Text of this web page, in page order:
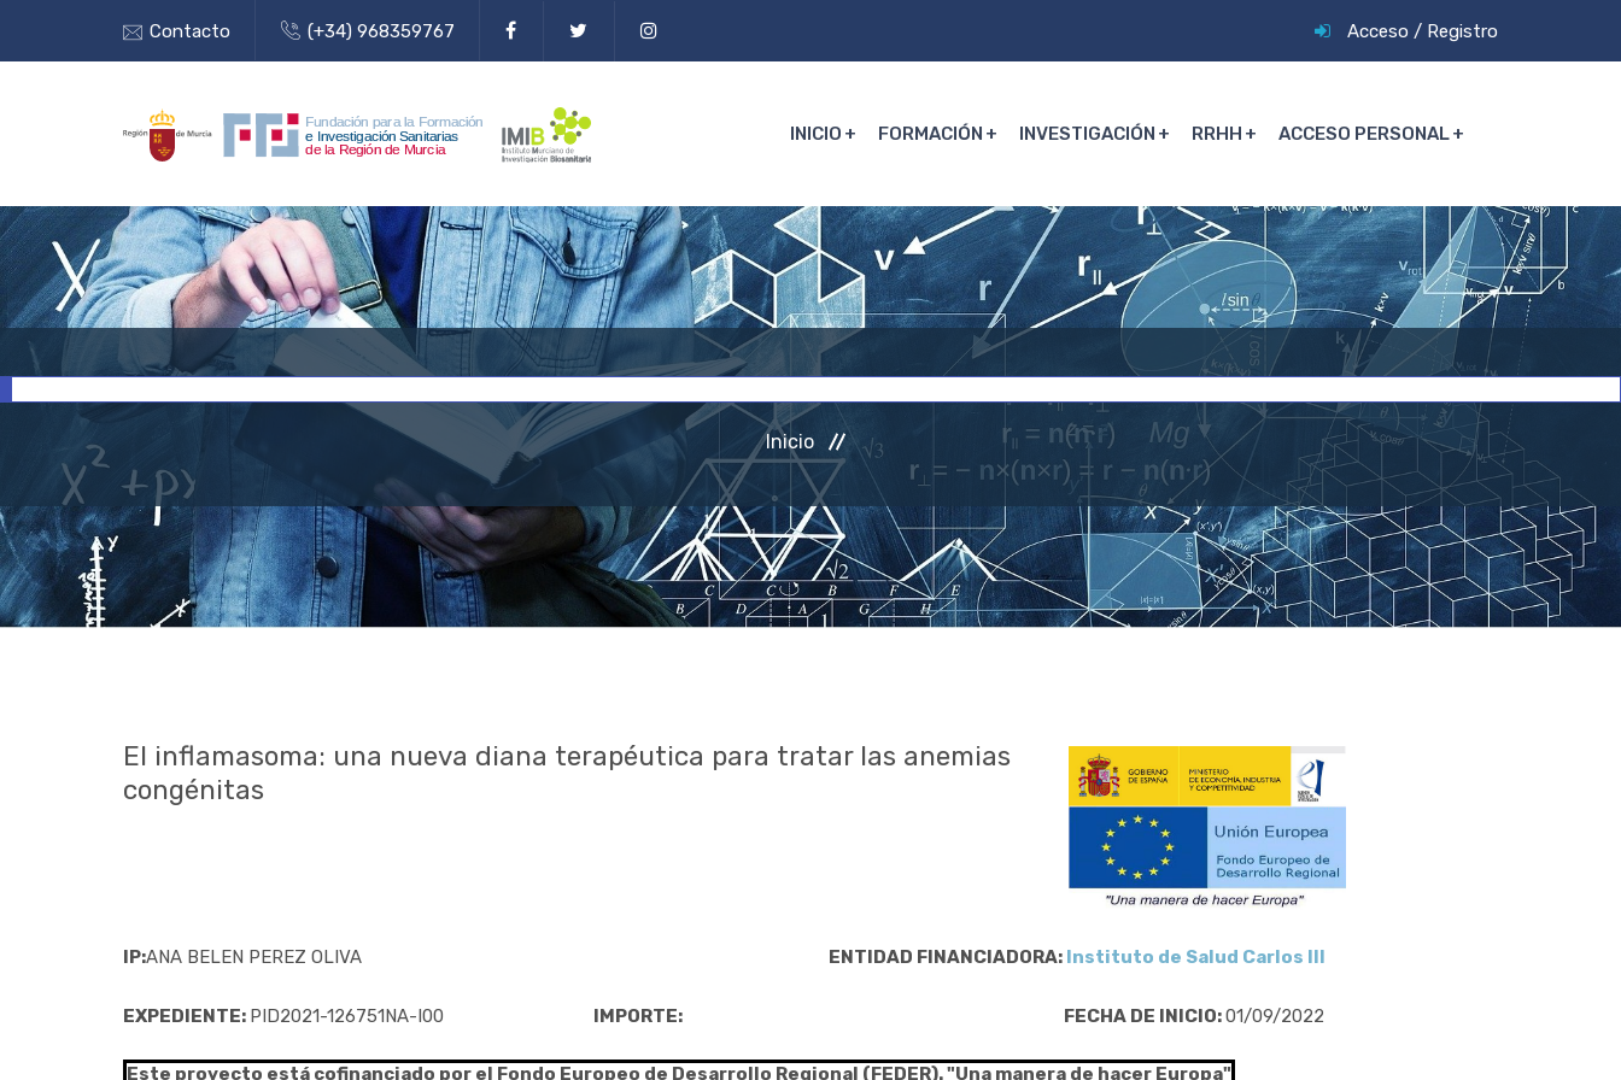
Contacto (+34) 968359767 Acceso / Registro
INICIO FORMACIÓN INVESTIGACIÓN RRHH ACCESO PERSONAL
Inicio
El inflamasoma: una nueva diana terapéutica para tratar las anemias
congénitas
IP:ANA BELEN PEREZ OLIVA ENTIDAD FINANCIADORA: Instituto de Salud Carlos III
EXPEDIENTE: PID2021-126751NA-I00 IMPORTE: FECHA DE INICIO:01/09/2022
Este proyecto está cofinanciado por el Fondo Europeo de Desarrollo Regional (FEDER). "Una manera de hacer Europa"